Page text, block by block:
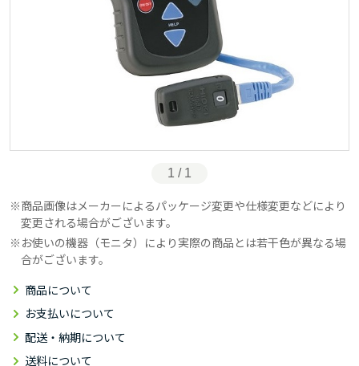
1 / 1
商品画像はメーカーによるパッケージ変更や仕様変更などにより
変更される場合がございます。
お使いの機器（モニタ）により実際の商品とは若干色が異なる場
合がございます。
商品について
お支払いについて
配送・納期について
送料について